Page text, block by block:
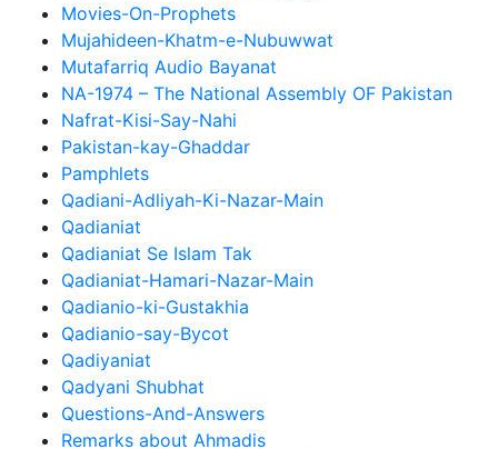
Movies-On-Prophets
Mujahideen-Khatm-e-Nubuwwat
Mutafarriq Audio Bayanat
NA-1974 – The National Assembly OF Pakistan
Nafrat-Kisi-Say-Nahi
Pakistan-kay-Ghaddar
Pamphlets
Qadiani-Adliyah-Ki-Nazar-Main
Qadianiat
Qadianiat Se Islam Tak
Qadianiat-Hamari-Nazar-Main
Qadianio-ki-Gustakhia
Qadianio-say-Bycot
Qadiyaniat
Qadyani Shubhat
Questions-And-Answers
Remarks about Ahmadis